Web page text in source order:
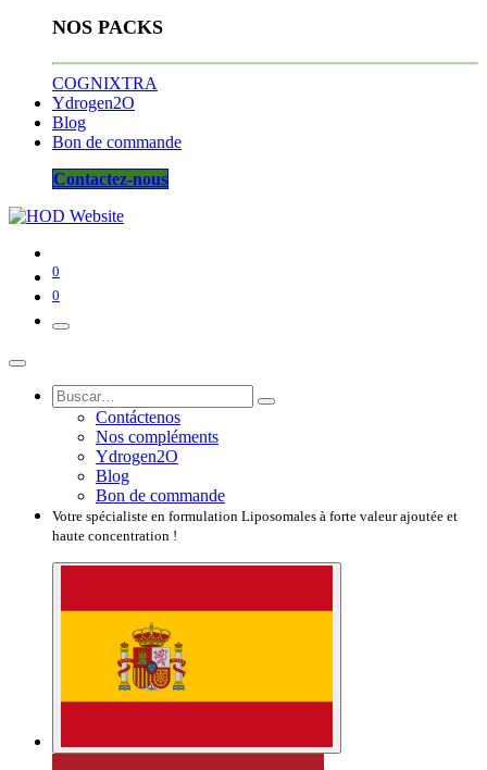
NOS PACKS
COGNIXTRA
Ydrogen2O
Blog
Bon de commande
Contactez-nous
0
0
Contáctenos
Nos compléments
Ydrogen2O
Blog
Bon de commande
Votre spécialiste en formulation Liposomales à forte valeur ajoutée et
haute concentration !